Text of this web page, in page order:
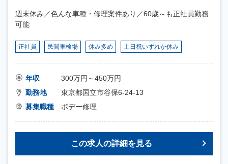
週末休み／色んな車種・修理案件あり／60歳～も正社員勤務
可能
正社員 民間車検場 休み多め 土日祝いずれか休み
年収
300万円～450万円
勤務地
東京都国立市谷保6-24-13
募集職種
ボデー修理
この求人の詳細を見る